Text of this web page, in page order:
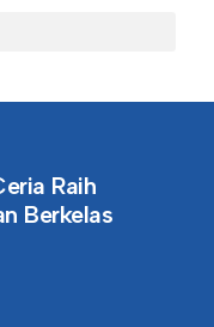
Raih
Berkelas